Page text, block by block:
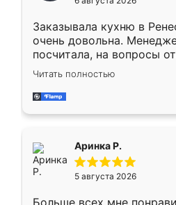
мебели буду заказывать
Заказывала кухню в
очень довольна.
посчитала, на вопросы
Замерщик приехал в
делу со всей
за день, ребята работали
Читать полностью
Аринка Р.
5 августа 2026
Больше всех мне